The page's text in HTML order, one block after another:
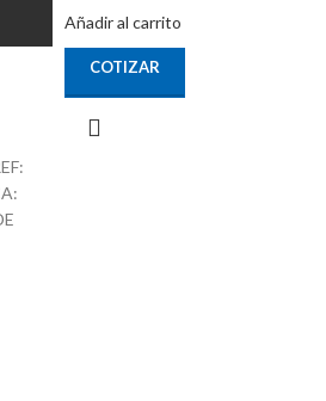
Añadir al carrito
COTIZAR